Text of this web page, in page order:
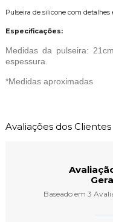
Pulseira de silicone com detalhes
Especificações:
Medidas da pulseira:
espessura.
*Medidas aproximadas
Avaliações dos Clientes
Baseado em3